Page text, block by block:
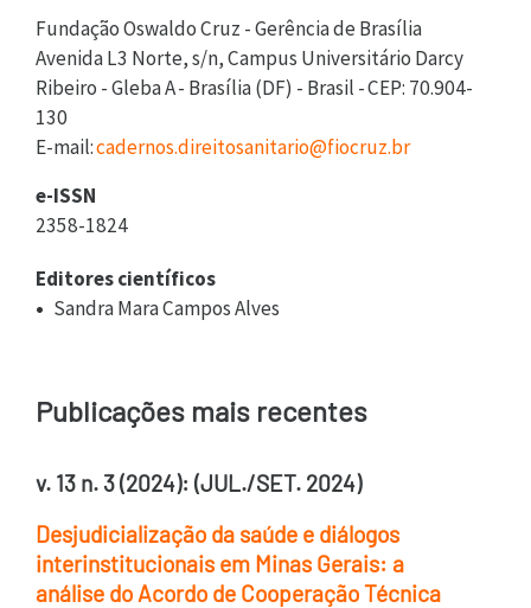
Fundação Oswaldo Cruz - Gerência de Brasília
Avenida L3 Norte, s/n, Campus Universitário Darcy
Ribeiro - Gleba A - Brasília (DF) - Brasil - CEP: 70.904-
130
E-mail:cadernos.direitosanitario@fiocruz.br
e-ISSN
2358-1824
Editores científicos
Sandra Mara Campos Alves
Publicações mais recentes
v. 13 n. 3 (2024): (JUL./SET. 2024)
Desjudicialização da saúde e diálogos
interinstitucionais em Minas Gerais: a
análise do Acordo de Cooperação Técnica